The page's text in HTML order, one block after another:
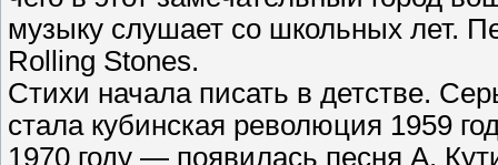
музыку слушает со школьных лет.
Rolling Stones.
Стихи начала писать в детстве.
стала кубинская революция 1959
1970 году — появилась песня А.